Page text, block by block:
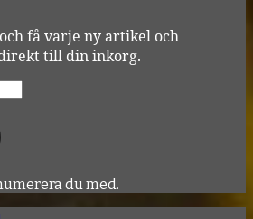
få varje ny artikel och
till din inkorg.
du med.